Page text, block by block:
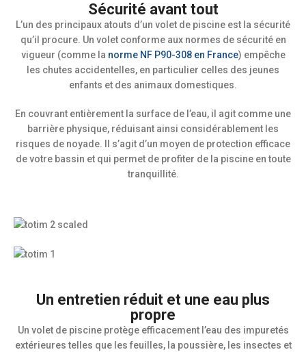
Sécurité avant tout
L’un des principaux atouts d’un volet de piscine est la sécurité
qu’il procure. Un volet conforme aux normes de sécurité en
vigueur (comme la norme NF P90-308 en France) empêche
les chutes accidentelles, en particulier celles des jeunes
enfants et des animaux domestiques.
En couvrant entièrement la surface de l’eau, il agit comme une
barrière physique, réduisant ainsi considérablement les
risques de noyade. Il s’agit d’un moyen de protection efficace
de votre bassin et qui permet de profiter de la piscine en toute
tranquillité.
Un entretien réduit et une eau plus
propre
Un volet de piscine protège efficacement l’eau des impuretés
extérieures telles que les feuilles, la poussière, les insectes et